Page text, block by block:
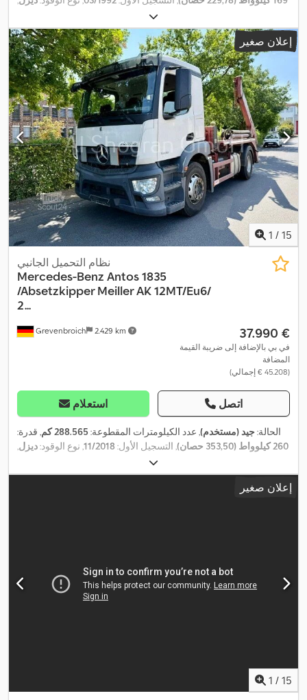
كبح المحرك, لون:
السائق:كابينة نهارية, نوع التروس:ميكانيكي, تعليق:فولاذ, سنة الصنع:
1992, معدات:EBS (نظام المكابح الإلكتروني), أضواء الضباب, تنظيم
النوافذ الكهربائي, مرآة كهربائية,
إعلان صغير
1 / 15
Grevenbroich 2.429 km
نظام التحميل الجانبي
Mercedes-Benz Antos 1835
/Absetzkipper Meiller AK 12MT/Eu6/
2...
‏37.990 €
في بي بالإضافة إلى ضريبة القيمة
المضافة
(‏45.208 € إجمالي)
استعلام اتصل
الحالة:جيد (مستخدم), عدد الكيلومترات المقطوعة: 288.565 كم
, قدرة:
260 كيلوواط (353,50 حصان)
, التسجيل الأول: 11/2018, نوع الوقود:ديزل,
كبح المحرك, لون:
السائق:كابينة نهارية, نوع التروس:تلقائي, فئة الانبعاثات:يورو 6 , تعليق:
إعلان صغير
1 / 15